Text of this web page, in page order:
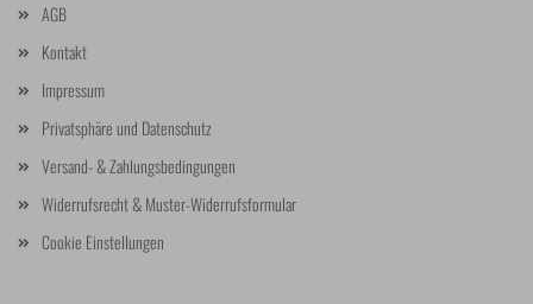
AGB
Kontakt
Impressum
Privatsphäre und Datenschutz
Versand- & Zahlungsbedingungen
Widerrufsrecht & Muster-Widerrufsformular
Cookie Einstellungen